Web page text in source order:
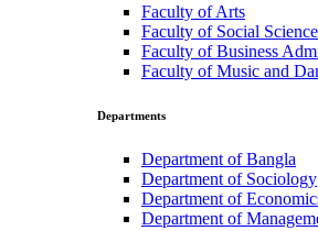
Faculty of Arts
Faculty of Social Science
Faculty of Business
Faculty of Music and
Departments
Department of Bangla
Department of Sociology
Department of
Department of